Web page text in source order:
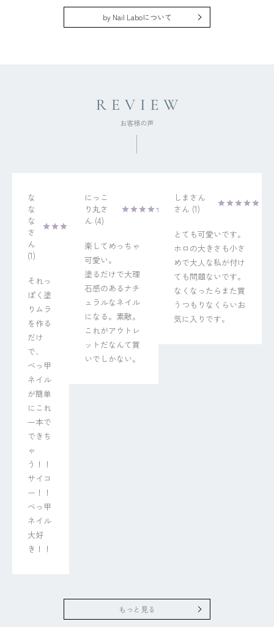
by Nail Laboについて
な
な
な
1
それっ
ぽく塗
りムラ
を作る
だけ
で、
べっ甲
ネイル
が簡単
にこれ
一本で
できち
ゃ
う！！
サイコ
ー！！
べっ甲
ネイル
大好
き！！
にっこ
り丸
4
楽してめっちゃ
可愛い。
塗るだけで大理
石感のあるナチ
ュラルなネイル
になる。素敵。
これがアウトレ
ットだなんて買
いでしかない。
しまさん
1
とても可愛いです。
ホロの大きさも小さ
めで大人な私が付け
ても問題ないです。
なくなったらまた買
うつもりなくらいお
気に入りです。
もっと見る